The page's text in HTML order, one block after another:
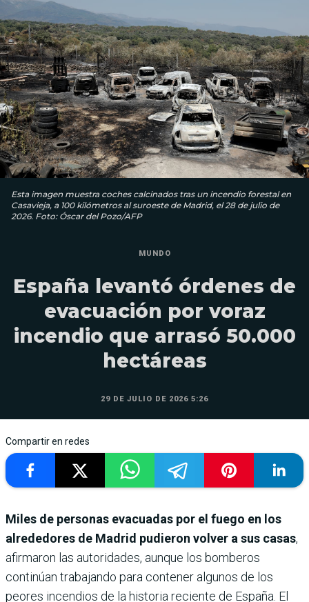
Esta imagen muestra coches calcinados tras un incendio forestal en
Casavieja, a 100 kilómetros al suroeste de Madrid, el 28 de julio de
2026. Foto: Óscar del Pozo/AFP
MUNDO
España levantó órdenes de
evacuación por voraz
incendio que arrasó 50.000
hectáreas
29 DE JULIO DE 2026 5:26
Compartir en redes
Miles de personas evacuadas por el fuego en los
alrededores de Madrid pudieron volver a sus casas,
afirmaron las autoridades, aunque los bomberos
continúan trabajando para contener algunos de los
peores incendios de la historia reciente de España. El